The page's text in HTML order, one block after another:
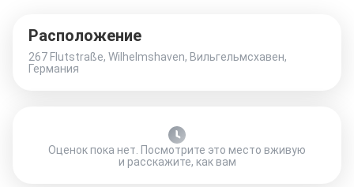
Расположение
267 Flutstraße, Wilhelmshaven, Вильгельмсхавен,
Германия
Оценок пока нет. Посмотрите это место вживую
и расскажите, как вам